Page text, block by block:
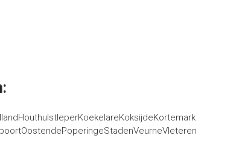
HouthulstIeperKoekelareKoksijdeKortemark
OostendePoperingeStadenVeurneVleteren